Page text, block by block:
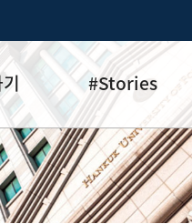
#Stories
기부·수혜스토리
기금소식
이달의 기부자